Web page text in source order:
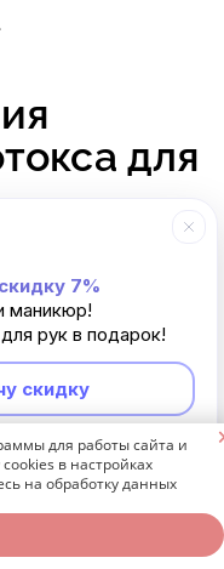
для
о том, какая
или кератин –
выяснилось,
в наносимом
в технике.
в таблице.
скидку 7%
маникюр!
рук в подарок!
скидку
для работы сайта и
в настройках
на обработку данных